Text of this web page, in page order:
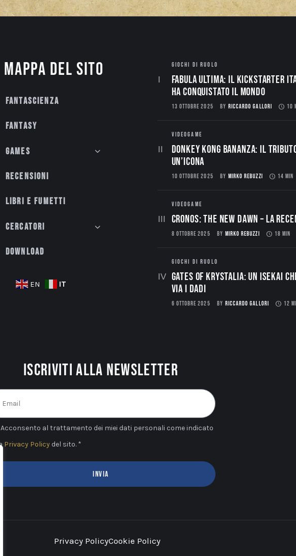
Mappa del sito
Fantascienza
Fantasy
Games
Recensioni
Libri e fumetti
Cercatori
Download
EN IT
GIOCHI DI RUOLO
Fabula Ultima: il Kickstarter
ha conquistato il mondo
13 OTTOBRE 2025 BY RICCARDO GALLORI 10
VIDEOGAME
Donkey Kong Bananza: Il
un’Icona
10 OTTOBRE 2025 BY MIRKO REBUZZI 14 MIN
VIDEOGAME
CRONOS: THE NEW DAWN – La
8 OTTOBRE 2025 BY MIRKO REBUZZI 18 MIN
GIOCHI DI RUOLO
Gates of Krystalia: Un Isekai
via i dadi
6 OTTOBRE 2025 BY RICCARDO GALLORI 12
Iscriviti alla newsletter
Acconsento al trattamento dei miei dati personali come indicato
Privacy Policy del sito. *
INVIA
Privacy PolicyCookie Policy